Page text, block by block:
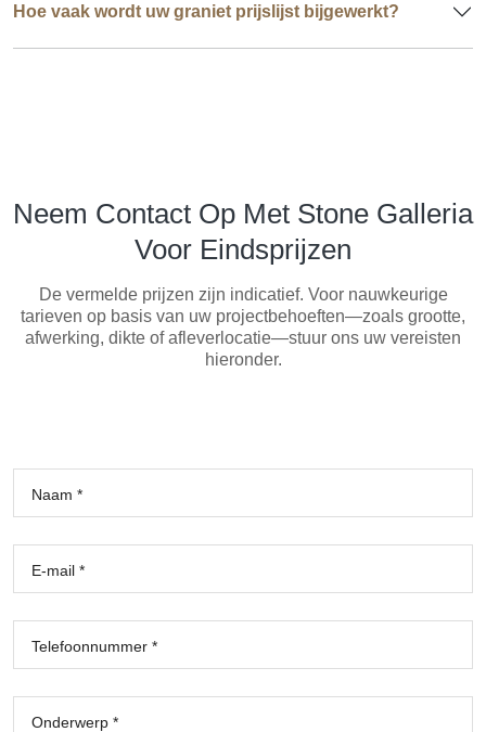
Hoe vaak wordt uw graniet prijslijst bijgewerkt?
Neem Contact Op Met Stone Galleria
Voor Eindsprijzen
De vermelde prijzen zijn indicatief. Voor nauwkeurige
tarieven op basis van uw projectbehoeften—zoals grootte,
afwerking, dikte of afleverlocatie—stuur ons uw vereisten
hieronder.
Naam *
E-mail *
Telefoonnummer *
Onderwerp *